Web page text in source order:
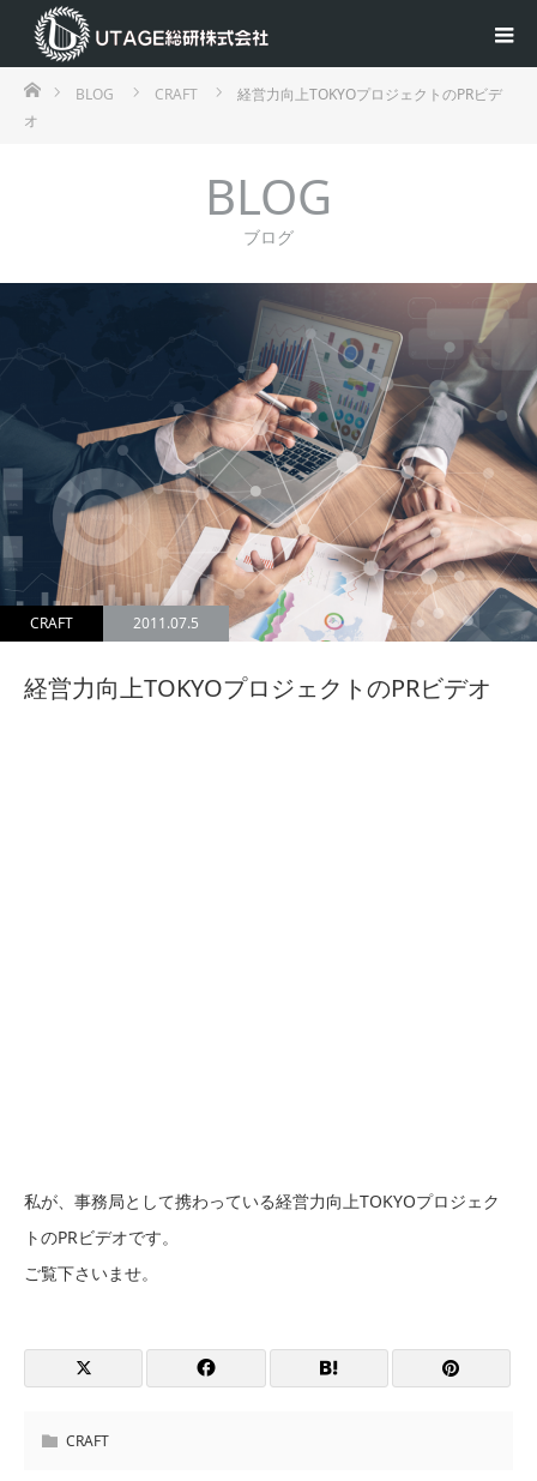
ホームBLOG CRAFT
経営力向上TOKYOプロジェクトのPRビデ
オ
BLOG
ブログ
CRAFT 2011.07.5
経営力向上TOKYOプロジェクトのPRビデオ
私が、事務局として携わっている経営力向上TOKYOプロジェク
トのPRビデオです。
ご覧下さいませ。
CRAFT